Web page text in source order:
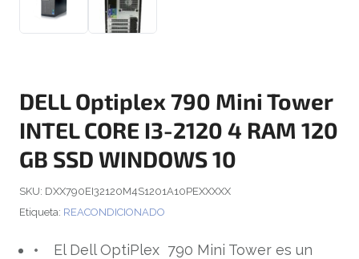
DELL Optiplex 790 Mini Tower
INTEL CORE I3-2120 4 RAM 120
GB SSD WINDOWS 10
SKU: DXX790EI32120M4S1201A10PEXXXXX
Etiqueta: REACONDICIONADO
El Dell OptiPlex 790 Mini Tower es un